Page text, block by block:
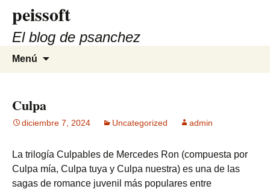
contenido
peissoft
El blog de psanchez
Menú
Culpa
diciembre 7, 2024 Uncategorized admin
La trilogía Culpables de Mercedes Ron (compuesta por
Culpa mía, Culpa tuya y Culpa nuestra) es una de las
sagas de romance juvenil más populares entre